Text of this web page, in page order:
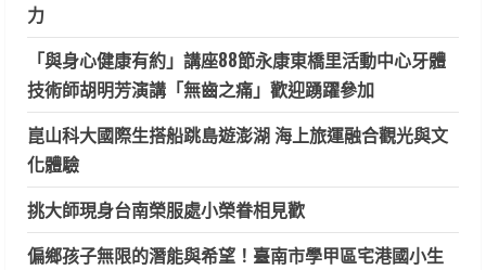
力
「與身心健康有約」講座88節永康東橋里活動中心牙體
技術師胡明芳演講「無齒之痛」歡迎踴躍參加
崑山科大國際生搭船跳島遊澎湖 海上旅運融合觀光與文
化體驗
挑大師現身台南榮服處小榮眷相見歡
偏鄉孩子無限的潛能與希望！臺南市學甲區宅港國小生